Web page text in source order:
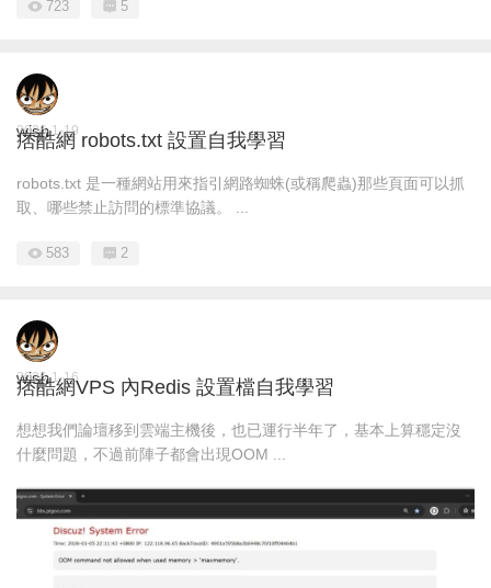
723 5
wish
2026-1-19
痞酷網 robots.txt 設置自我學習
robots.txt 是一種網站用來指引網路蜘蛛(或稱爬蟲)那些頁面可以抓
取、哪些禁止訪問的標準協議。 ...
583 2
wish
2026-1-16
痞酷網VPS 內Redis 設置檔自我學習
想想我們論壇移到雲端主機後，也已運行半年了，基本上算穩定沒
什麼問題，不過前陣子都會出現OOM ...